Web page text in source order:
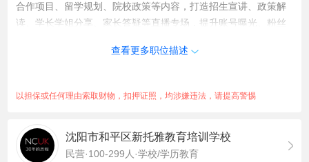
合作项目、留学规划、院校政策等内容，打造招生宣讲、政策解
读、学长学姐分享、家长答疑等直播专场，提升账号曝光、粉丝
持新鲜感，数据分析和监测，根据数据进行调整和优化。 4. 完成
映、PR等剪辑工具，会基础拍摄与图文排版，具备较强内容创作
能力。 加分项 1. 有国际学校、留学机构、中外合作办学项目账
查看更多职位描述
以担保或任何理由索取财物，扣押证照，均涉嫌违法，请提高警惕
沈阳市和平区新托雅教育培训学校
民营·100-299人·学校/学历教育